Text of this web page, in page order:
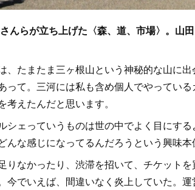
んらが立ち上げた〈森、道、市場〉。山
、たまたま三ヶ根山という神秘的な山に
って。三河には私も含め個人でやってい
考えたんだと思います。
シェっていうものは世の中でよく目にす
んな感じになってるんだろうという興味
りなかったり、渋滞を招いて、チケット
今でいえば、間違いなく炎上していた。